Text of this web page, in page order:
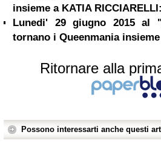
insieme a KATIA
Lunedi' 29 giugno 2015 al
tornano i Queenmania insieme
Ritornare alla
Possono interessarti anche questi